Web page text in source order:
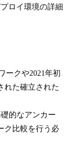
ロイ環境の詳細
ークや2021年初
れた確立された
的なアンカー
ク比較を行う必